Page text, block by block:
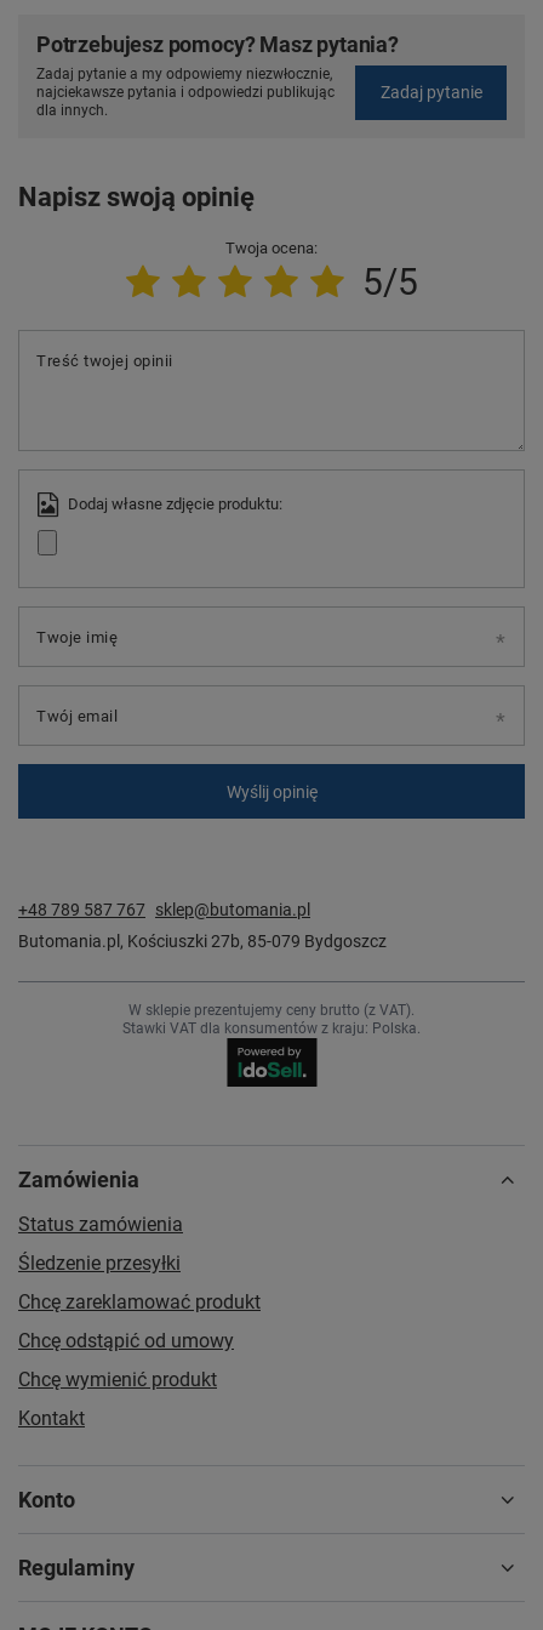
Potrzebujesz pomocy? Masz pytania?
Zadaj pytanie a my odpowiemy niezwłocznie,
najciekawsze pytania i odpowiedzi publikując
dla innych.
Zadaj pytanie
Napisz swoją opinię
Twoja ocena:
5/5
Treść twojej opinii
Dodaj własne zdjęcie produktu:
Twoje imię
Twój email
Wyślij opinię
+48 789 587 767 sklep@butomania.pl
Butomania.pl , Kościuszki 27b, 85-079 Bydgoszcz
W sklepie prezentujemy ceny brutto (z VAT).
Stawki VAT dla konsumentów z kraju: Polska.
Zamówienia
Status zamówienia
Śledzenie przesyłki
Chcę zareklamować produkt
Chcę odstąpić od umowy
Chcę wymienić produkt
Kontakt
Konto
Regulaminy